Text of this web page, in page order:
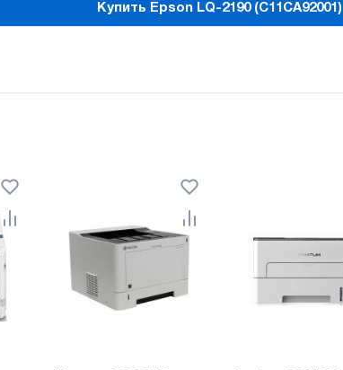
Купить Epson LQ-2190 (C11CA92001)